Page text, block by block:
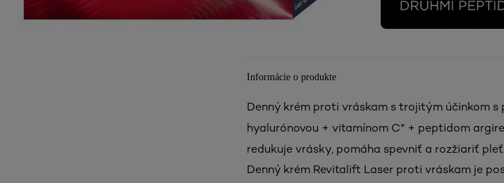
Informácie o produkte
Denný krém proti vráskam s trojitým účinkom
hyalurónovou + vitamínom C* + peptidom
redukuje vrásky, pomáha spevniť a rozžiariť pleť.
Denný krém Revitalift Laser proti vráskam je